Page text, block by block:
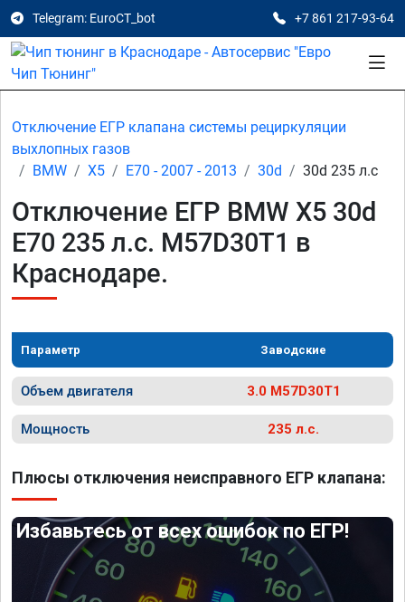
Telegram: EuroCT_bot +7 861 217-93-64
Отключение ЕГР клапана системы рециркуляции
выхлопных газов
BMW
X5 E70 - 2007 - 2013 30d 30d 235 л.с
Отключение ЕГР BMW X5 30d
E70 235 л.с. M57D30T1 в
Краснодаре.
Параметр Заводские
Объем двигателя 3.0 M57D30T1
Мощность 235 л.с.
Плюсы отключения неисправного ЕГР клапана:
Избавьтесь от всех ошибок по ЕГР!